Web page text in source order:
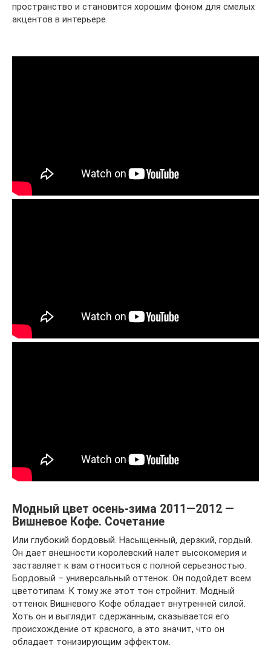
пространство и становится хорошим фоном для смелых
акцентов в интерьере.
Модный цвет осень-зима 2011—2012 —
Вишневое Кофе. Сочетание
Или глубокий бордовый. Насыщенный, дерзкий, гордый.
Он дает внешности королевский налет высокомерия и
заставляет к вам относиться с полной серьезностью.
Бордовый – универсальный оттенок. Он подойдет всем
цветотипам. К тому же этот тон стройнит. Модный
оттенок Вишневого Кофе обладает внутренней силой.
Хоть он и выглядит сдержанным, сказывается его
происхождение от красного, а это значит, что он
обладает тонизирующим эффектом.